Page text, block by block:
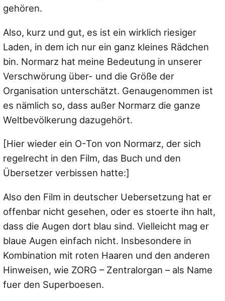
gehören.
Also, kurz und gut, es ist ein wirklich riesiger
Laden, in dem ich nur ein ganz kleines Rädchen
bin. Normarz hat meine Bedeutung in unserer
Verschwörung über- und die Größe der
Organisation unterschätzt. Genaugenommen ist
es nämlich so, dass außer Normarz die ganze
Weltbevölkerung dazugehört.
[Hier wieder ein O-Ton von Normarz, der sich
regelrecht in den Film, das Buch und den
Übersetzer verbissen hatte:]
Also den Film in deutscher Uebersetzung hat er
offenbar nicht gesehen, oder es stoerte ihn halt,
dass die Augen dort blau sind. Vielleicht mag er
blaue Augen einfach nicht. Insbesondere in
Kombination mit roten Haaren und den anderen
Hinweisen, wie ZORG – Zentralorgan – als Name
fuer den Superboesen.